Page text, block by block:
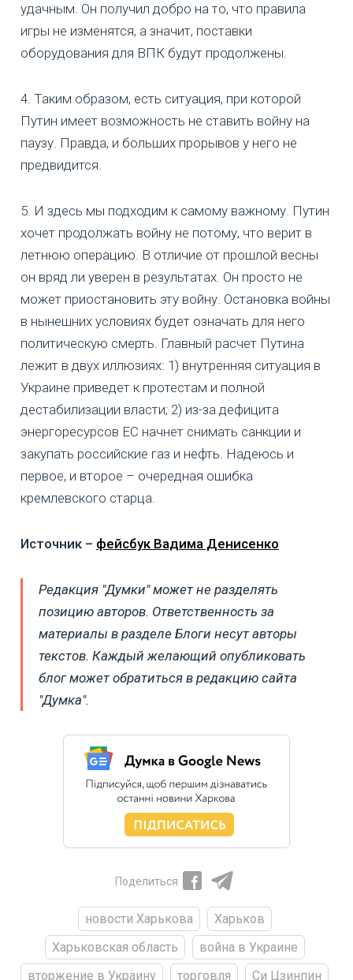
удачным. Он получил добро на то, что правила
игры не изменятся, а значит, поставки
оборудования для ВПК будут продолжены.
4. Таким образом, есть ситуация, при которой
Путин имеет возможность не ставить войну на
паузу. Правда, и больших прорывов у него не
предвидится.
5. И здесь мы подходим к самому важному. Путин
хочет продолжать войну не потому, что верит в
летнюю операцию. В отличие от прошлой весны
он вряд ли уверен в результатах. Он просто не
может приостановить эту войну. Остановка войны
в нынешних условиях будет означать для него
политическую смерть. Главный расчет Путина
лежит в двух иллюзиях: 1) внутренняя ситуация в
Украине приведет к протестам и полной
дестабилизации власти; 2) из-за дефицита
энергоресурсов ЕС начнет снимать санкции и
закупать российские газ и нефть. Надеюсь и
первое, и второе – очередная ошибка
кремлевского старца.
Источник – фейсбук Вадима Денисенко
Редакция "Думки" может не разделять
позицию авторов. Ответственность за
материалы в разделе Блоги несут авторы
текстов. Каждый желающий опубликовать
блог может обратиться в редакцию сайта
"Думка".
Поделиться
новости Харькова
Харьков
Харьковская область
война в Украине
вторжение в Украину
торговля Си Цзинпин